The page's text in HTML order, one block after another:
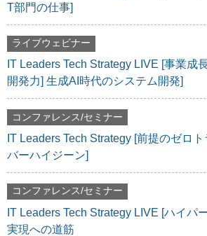
T部門の仕事]
ライブウェビナー
IT Leaders Tech Strategy LIVE [事業成
開発力] 生成AI時代のシステム開発]
コンファレンス/セミナー
IT Leaders Tech Strategy [前提のゼロ
バーハイジーン]
コンファレンス/セミナー
IT Leaders Tech Strategy LIVE [ハイパ
実現への道筋